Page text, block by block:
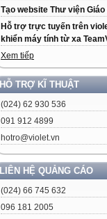
Tạo website Thư viện
Hỗ trợ trực tuyến trên
khiển máy tính từ xa
Xem tiếp
HỖ TRỢ KĨ THUẬT
(024) 62 930 536
091 912 4899
hotro@violet.vn
LIÊN HỆ QUẢNG CÁO
(024) 66 745 632
096 181 2005